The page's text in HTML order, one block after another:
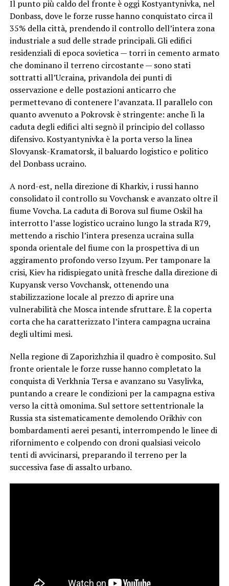
Il punto più caldo del fronte è oggi Kostyantynivka, nel
Donbass, dove le forze russe hanno conquistato circa il
35% della città, prendendo il controllo dell’intera zona
industriale a sud delle strade principali. Gli edifici
residenziali di epoca sovietica — torri in cemento armato
che dominano il terreno circostante — sono stati
sottratti all’Ucraina, privandola dei punti di
osservazione e delle postazioni anticarro che
permettevano di contenere l’avanzata. Il parallelo con
quanto avvenuto a Pokrovsk è stringente: anche lì la
caduta degli edifici alti segnò il principio del collasso
difensivo. Kostyantynivka è la porta verso la linea
Slovyansk-Kramatorsk, il baluardo logistico e politico
del Donbass ucraino.
A nord-est, nella direzione di Kharkiv, i russi hanno
consolidato il controllo su Vovchansk e avanzato oltre il
fiume Vovcha. La caduta di Borova sul fiume Oskil ha
interrotto l’asse logistico ucraino lungo la strada R79,
mettendo a rischio l’intera presenza ucraina sulla
sponda orientale del fiume con la prospettiva di un
aggiramento profondo verso Izyum. Per tamponare la
crisi, Kiev ha ridispiegato unità fresche dalla direzione di
Kupyansk verso Vovchansk, ottenendo una
stabilizzazione locale al prezzo di aprire una
vulnerabilità che Mosca intende sfruttare. È la coperta
corta che ha caratterizzato l’intera campagna ucraina
degli ultimi mesi.
Nella regione di Zaporizhzhia il quadro è composito. Sul
fronte orientale le forze russe hanno completato la
conquista di Verkhnia Tersa e avanzano su Vasylivka,
puntando a creare le condizioni per la campagna estiva
verso la città omonima. Sul settore settentrionale la
Russia sta sistematicamente demolendo Orikhiv con
bombardamenti aerei pesanti, interrompendo le linee di
rifornimento e colpendo con droni qualsiasi veicolo
tenti di avvicinarsi, preparando il terreno per la
successiva fase di assalto urbano.